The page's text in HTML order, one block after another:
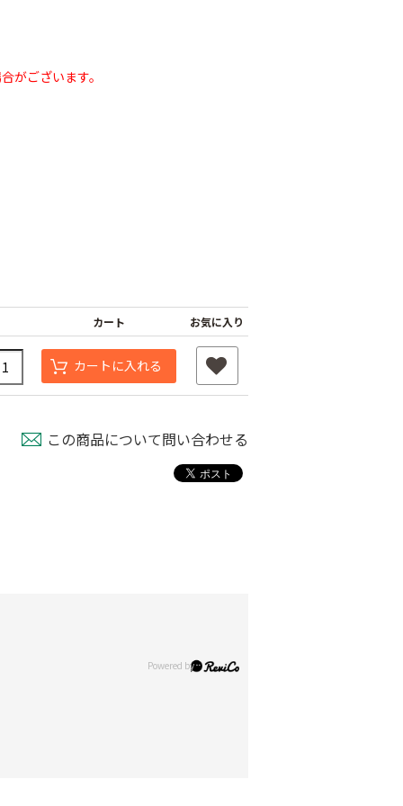
がございます。
カート お気に入り
カートに入れる
この商品について問い合わせる